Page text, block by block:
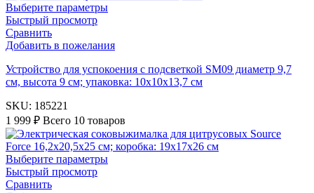
Выберите параметры
Быстрый просмотр
Сравнить
Добавить в пожелания
Устройство для успокоения c подсветкой SM09 диаметр 9,7
см, высота 9 см; упаковка: 10x10x13,7 см
SKU: 185221
1 999 ₽ Всего 10 товаров
Выберите параметры
Быстрый просмотр
Сравнить